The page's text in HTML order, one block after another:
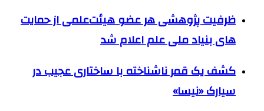
ظرفیت پژوهشی هر عضو هیئت‌علمی از حمایت
های بنیاد ملی علم اعلام شد
کشف یک قمر ناشناخته با ساختاری عجیب در
سیارک «نیسا»